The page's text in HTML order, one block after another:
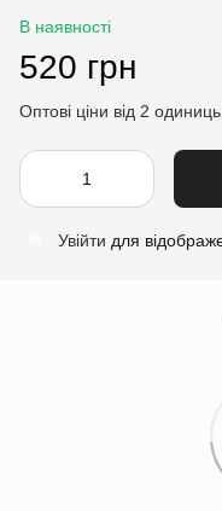
В наявності
520 грн
Оптові ціни від 2 одиниць
Увійти для